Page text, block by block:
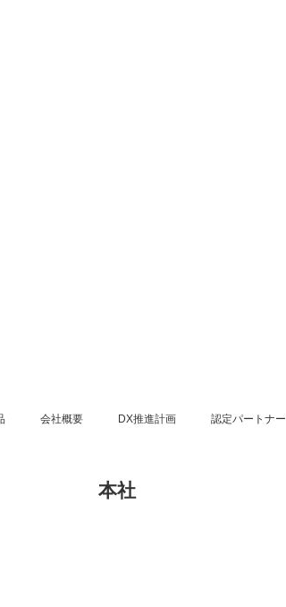
会社概要 DX推進計画 認定パートナー
本社